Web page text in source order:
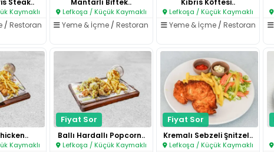
Steak..
Kaymaklı
/Restoran
Mantarlı Biftek..
Lefkoşa / Küçük Kaymaklı
Yeme & İçme /Restoran
Kıbrıs Köftesi..
Lefkoşa / Küçük Kaymaklı
Yeme & İçme/ Restoran
Kaymaklı
Fiyat Sor
Ballı Hardallı Popcorn..
Lefkoşa / Küçük Kaymaklı
Fiyat Sor
Kremalı Sebzeli Şnitzel..
Lefkoşa / Küçük Kaymaklı